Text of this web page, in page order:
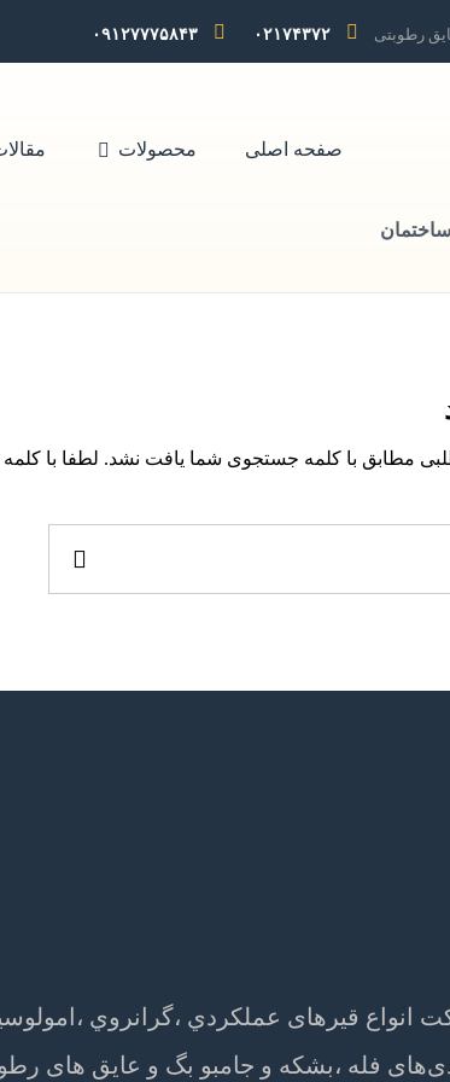
رطوبتی ۰۲۱۷۴۳۷۲ ۰۹۱۲۷۷۷۵۸۴۳
صفحه اصلی محصولات
ساختمان
مطابق با کلمه جستجوی شما یافت نشد. لطفا با کلمه
انواع قیرهای عملکردي ،گرانروي
فله ،بشکه و جامبو بگ و عایق های